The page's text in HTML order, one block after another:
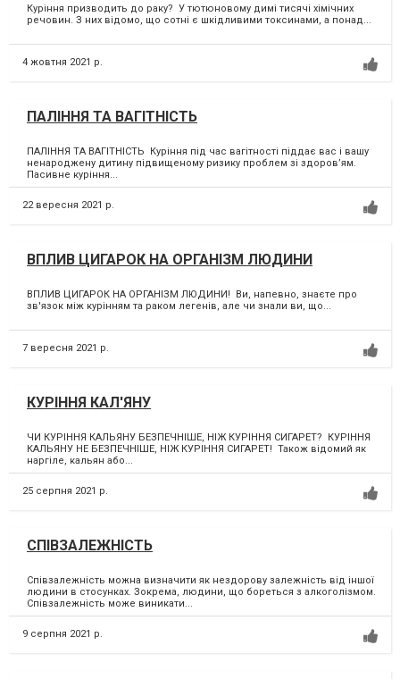
Куріння призводить до раку? У тютюновому димі тисячі хімічних
речовин. З них відомо, що сотні є шкідливими токсинами, а понад...
4 жовтня 2021 р.
ПАЛІННЯ ТА ВАГІТНІСТЬ
ПАЛІННЯ ТА ВАГІТНІСТЬ Куріння під час вагітності піддає вас і вашу
ненароджену дитину підвищеному ризику проблем зі здоров’ям.
Пасивне куріння...
22 вересня 2021 р.
ВПЛИВ ЦИГАРОК НА ОРГАНІЗМ ЛЮДИНИ
ВПЛИВ ЦИГАРОК НА ОРГАНІЗМ ЛЮДИНИ! Ви, напевно, знаєте про
зв'язок між курінням та раком легенів, але чи знали ви, що...
7 вересня 2021 р.
КУРІННЯ КАЛ'ЯНУ
ЧИ КУРІННЯ КАЛЬЯНУ БЕЗПЕЧНІШЕ, НІЖ КУРІННЯ СИГАРЕТ? КУРІННЯ
КАЛЬЯНУ НЕ БЕЗПЕЧНІШЕ, НІЖ КУРІННЯ СИГАРЕТ! Також відомий як
наргіле, кальян або...
25 серпня 2021 р.
СПІВЗАЛЕЖНІСТЬ
Співзалежність можна визначити як нездорову залежність від іншої
людини в стосунках. Зокрема, людини, що бореться з алкоголізмом.
Співзалежність може виникати...
9 серпня 2021 р.